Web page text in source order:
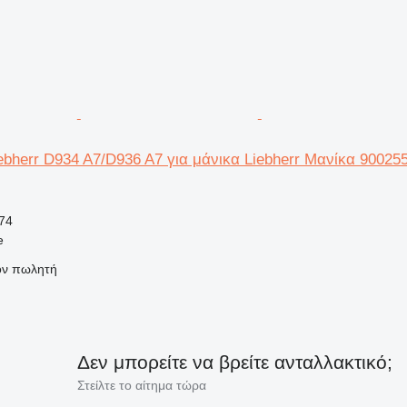
D934 A7/D936 A7 για μάνικα Liebherr Μανίκα
πωλητή
Δεν μπορείτε να βρείτε ανταλλακτικό;
Στείλτε το αίτημα τώρα